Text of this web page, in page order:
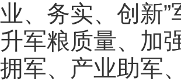
业、务实、创新
升军粮质量、加
拥军、产业助军